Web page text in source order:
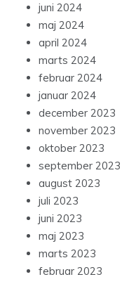
juni 2024
maj 2024
april 2024
marts 2024
februar 2024
januar 2024
december 2023
november 2023
oktober 2023
september 2023
august 2023
juli 2023
juni 2023
maj 2023
marts 2023
februar 2023